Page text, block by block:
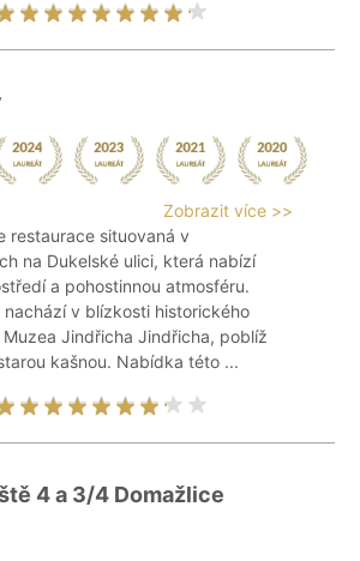
Zobrazit více >>
restaurace situovaná v
na Dukelské ulici, která nabízí
a pohostinnou atmosféru.
nachází v blízkosti historického
Muzea Jindřicha Jindřicha, poblíž
kašnou. Nabídka této ...
4 a 3/4 Domažlice